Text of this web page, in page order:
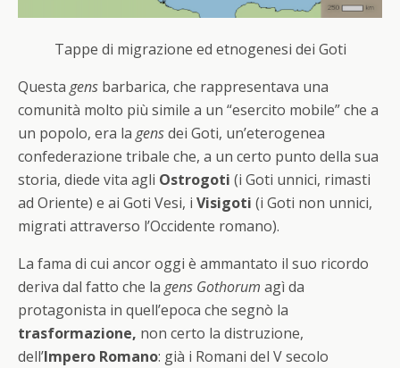
Tappe di migrazione ed etnogenesi dei Goti
Questa gens barbarica, che rappresentava una
comunità molto più simile a un “esercito mobile” che a
un popolo, era la gensdei Goti, un’eterogenea
confederazione tribale che, a un certo punto della sua
storia, diede vita agli Ostrogoti (i Goti unnici, rimasti
ad Oriente) e ai Goti Vesi, i Visigoti (i Goti non unnici,
migrati attraverso l’Occidente romano).
La fama di cui ancor oggi è ammantato il suo ricordo
deriva dal fatto che la gens Gothorum agì da
protagonista in quell’epoca che segnò la
trasformazione, non certo la distruzione,
dell’Impero Romano: già i Romani del V secolo